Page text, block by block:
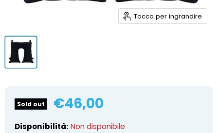
Tocca per ingrandire
Sold out Prezzo attuale
€46,00
Disponibilità: Non disponibile